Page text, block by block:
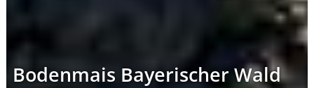
Bodenmais Bayerischer Wald